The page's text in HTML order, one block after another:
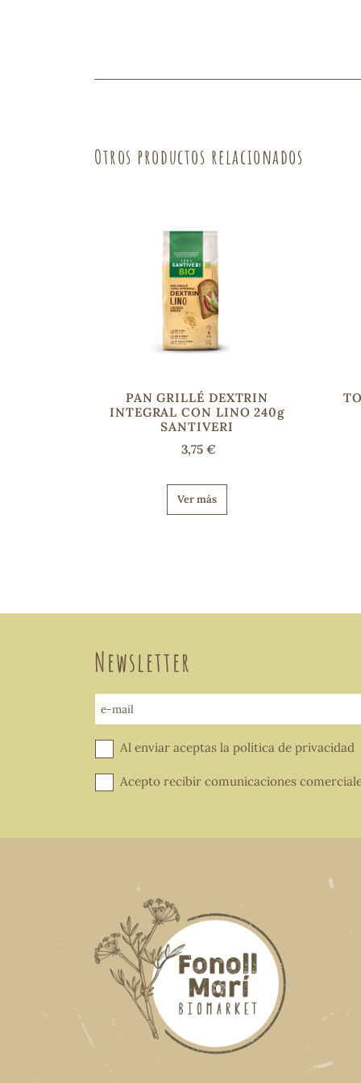
Otros productos relacionados
PAN GRILLÉ DEXTRIN
INTEGRAL CON LINO 240g
SANTIVERI
3,75 €
Ver más
Newsletter
e-mail
Al enviar aceptas la política de privacidad
Acepto recibir comunicaciones